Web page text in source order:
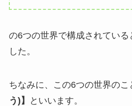
の6つの世界で構成されている
した。
ちなみに、この6つの世界のこ
う)】
といいます。